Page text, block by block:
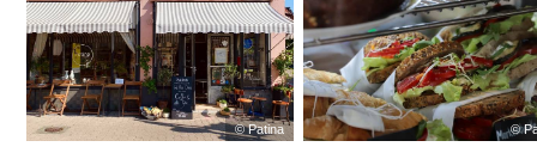
© Patina ©